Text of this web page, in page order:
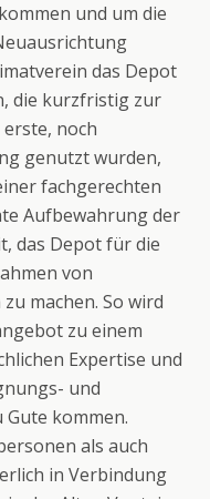
und um die
das Depot
die kurzfristig zur
noch
genutzt wurden,
fachgerechten
Aufbewahrung der
das Depot für die
von
machen. So wird
zu einem
Expertise und
und
kommen.
als auch
in Verbindung